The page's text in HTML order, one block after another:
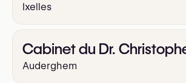
Ixelles
Cabinet du Dr.
Auderghem